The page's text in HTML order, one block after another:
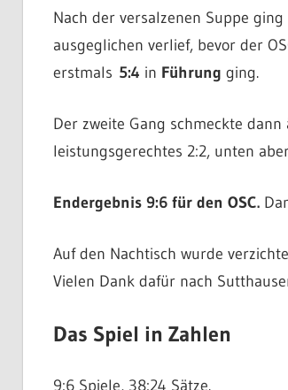
Nach der versalzenen Suppe
ausgeglichen verlief, bevor der
erstmals 5:4 in Führung ging.
Der zweite Gang schmeckte
leistungsgerechtes 2:2, unten
Endergebnis 9:6 für den OSC.
Auf den Nachtisch wurde
Vielen Dank dafür nach
Das Spiel in Zahlen
9:6 Spiele, 38:24 Sätze.